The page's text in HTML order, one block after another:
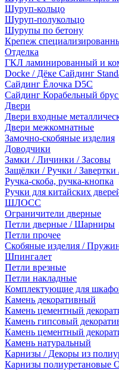
Шуруп-кольцо
Шуруп-полукольцо
Шурупы по бетону
Крепеж
Отделка
ГКЛ ламинированный и
Docke / Дёке Сайдинг
Сайдинг Ёлочка D5C
Сайдинг Корабельный
Двери
Двери входные
Двери межкомнатные
Замочно-скобяные изделия
Доводчики
Замки / Личинки / Засовы
Защёлки / Ручки /
Ручка-скоба, ручка-кнопка
Ручки для китайских
ШЛОСС
Ограничители дверные
Петли дверные / Шарниры
Петли прочее
Скобяные изделия /
Шпингалет
Петли врезные
Петли накладные
Комплектующие для
Камень декоративный
Камень цементный
Камень гипсовый
Камень цементный
Камень натуральный
Карнизы / Декоры из
Карнизы полиуретановые